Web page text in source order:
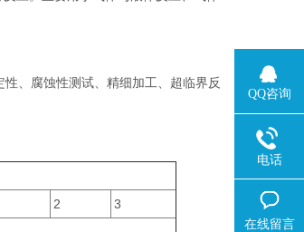
、腐蚀性测试、精细加工、超临界反
2
3
QQ咨询
电话
在线留言